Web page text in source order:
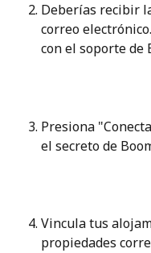
Deberías recibir
correo
con el soporte de
Presiona
el secreto de
Vincula tus
propiedades